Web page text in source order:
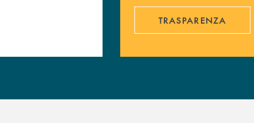
TRASPARENZA